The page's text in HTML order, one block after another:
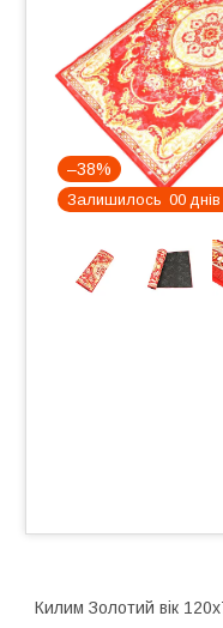
–38%
Залишилось 00 днів
Килим Золотий вік